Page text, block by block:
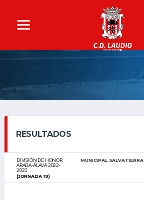
RESULTADOS
DIVISIÓN DE HONOR
ARABA-ÁLAVA 2022-
2023
MUNICIPAL SALVATIERRA
(JORNADA 19)